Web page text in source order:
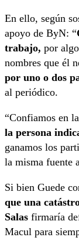
En ello, según
apoyo de ByN: “
trabajo, por
nombres que él
por uno o dos
al periódico.
“Confiamos en
la persona
ganamos los
la misma fuente
Si bien Guede
que una
Salas firmaría
Macul para